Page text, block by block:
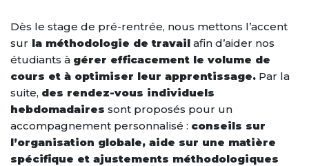
Dès le stage de pré-rentrée, nous mettons l’accent
sur la méthodologie de travail afin d’aider nos
étudiants à gérer efficacement le volume de
cours et à optimiser leur apprentissage. Par la
suite, des rendez-vous individuels
hebdomadaires sont proposés pour un
accompagnement personnalisé : conseils sur
l’organisation globale, aide sur une matière
spécifique et ajustements méthodologiques